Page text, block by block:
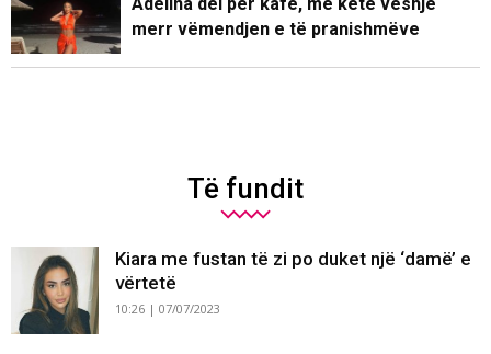
merr vëmendjen e të pranishmëve
Të fundit
Kiara me fustan të zi po duket një ‘damë’ e
vërtetë
10:26 | 07/07/2023